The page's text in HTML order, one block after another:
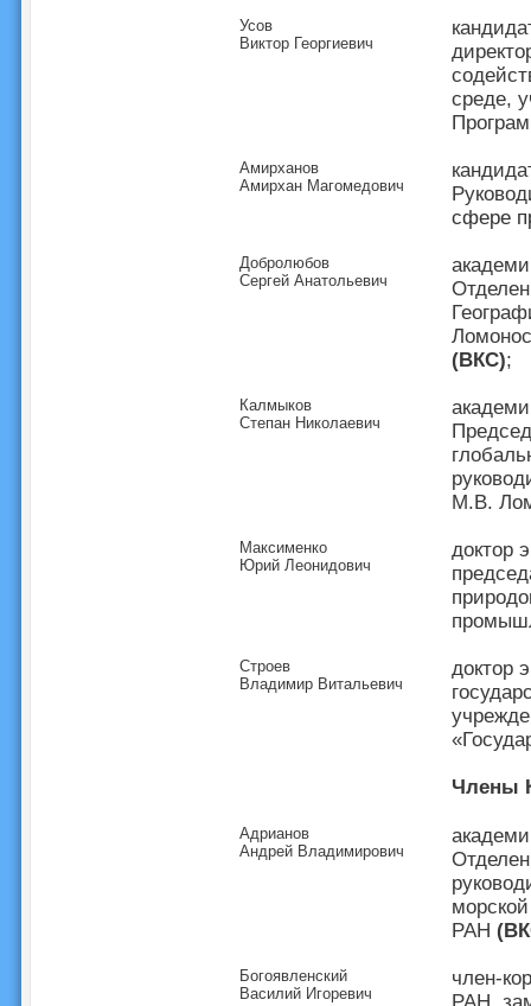
Усов
Виктор Георгиевич
среде,
Амирханов
Амирхан Магомедович
сфере
Добролюбов
Сергей Анатольевич
(ВКС);
Калмыков
Степан Николаевич
М.В.
Максименко
Юрий Леонидович
доктор
Строев
Владимир Витальевич
доктор
Члены
Адрианов
Андрей Владимирович
РАН
Богоявленский
Василий Игоревич
член-